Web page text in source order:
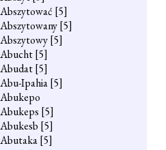
Abszytować [5]
Abszytowany[5]
Abszytowy[5]
Abucht[5]
Abudat[5]
Abu-Ipahia[5]
Abukepo
Abukeps [5]
Abukesb [5]
Abutaka[5]